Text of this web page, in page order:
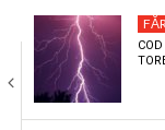
CULTURA
ECONOMIE
SANATATE